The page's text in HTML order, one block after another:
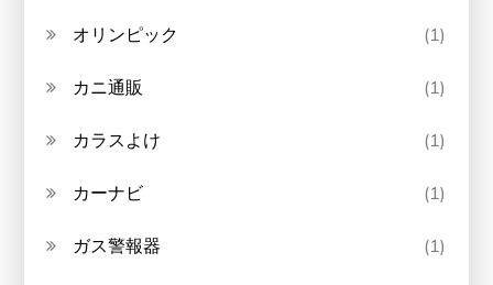
オリンピック (1)
カニ通販 (1)
カラスよけ (1)
カーナビ (1)
ガス警報器 (1)